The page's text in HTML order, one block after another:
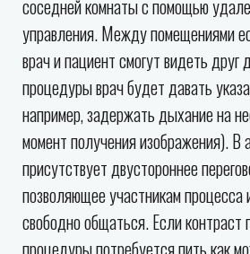
соседней комнаты с помощью
управления. Между помещениями
врач и пациент смогут видеть друг
процедуры врач будет давать
например, задержать дыхание на
момент получения изображения). В
присутствует двустороннее
позволяющее участникам процесса
свободно общаться. Если контраст
процедуры потребуется пить как